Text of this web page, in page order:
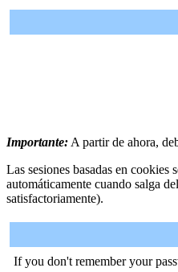
Importante: A partir de ahora,
Las sesiones basadas en
automáticamente cuando salga
satisfactoriamente).
If you don't remember your